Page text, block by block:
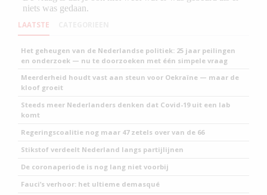
LAATSTE
Het geheugen van de Nederlandse politiek: 25 jaar peilingen
en onderzoek — nu te doorzoeken met één simpele vraag
Meerderheid houdt vast aan steun voor Oekraïne — maar de
kloof groeit
Steeds meer Nederlanders denken dat Covid-19 uit een lab
komt
Regeringscoalitie nog maar 47 zetels over van de 66
Stikstof verdeelt Nederland langs partijlijnen
De coronaperiode is nog lang niet voorbij
Fauci’s verhoor: het ultieme demasqué